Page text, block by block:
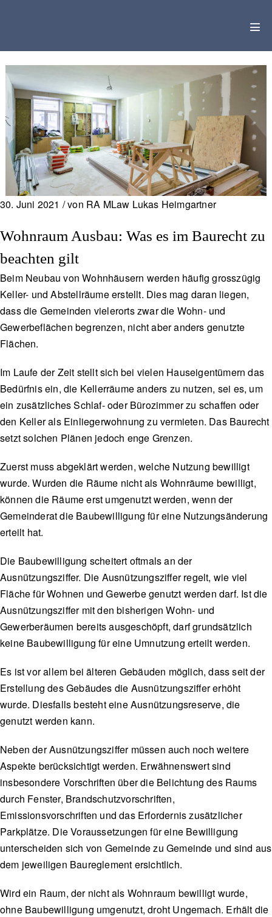
30. Juni 2021 / von RA MLaw Lukas Heimgartner
Wohnraum Ausbau: Was es im Baurecht zu
beachten gilt
Beim Neubau von Wohnhäusern werden häufig grosszügig
Keller- und Abstellräume erstellt. Dies mag daran liegen,
dass die Gemeinden vielerorts zwar die Wohn- und
Gewerbeflächen begrenzen, nicht aber anders genutzte
Flächen.
Im Laufe der Zeit stellt sich bei vielen Hauseigentümern das
Bedürfnis ein, die Kellerräume anders zu nutzen, sei es, um
ein zusätzliches Schlaf- oder Bürozimmer zu schaffen oder
den Keller als Einliegerwohnung zu vermieten. Das Baurecht
setzt solchen Plänen jedoch enge Grenzen.
Zuerst muss abgeklärt werden, welche Nutzung bewilligt
wurde. Wurden die Räume nicht als Wohnräume bewilligt,
können die Räume erst umgenutzt werden, wenn der
Gemeinderat die Baubewilligung für eine Nutzungsänderung
erteilt hat.
Die Baubewilligung scheitert oftmals an der
Ausnützungsziffer. Die Ausnützungsziffer regelt, wie viel
Fläche für Wohnen und Gewerbe genutzt werden darf. Ist die
Ausnützungsziffer mit den bisherigen Wohn- und
Gewerberäumen bereits ausgeschöpft, darf grundsätzlich
keine Baubewilligung für eine Umnutzung erteilt werden.
Es ist vor allem bei älteren Gebäuden möglich, dass seit der
Erstellung des Gebäudes die Ausnützungsziffer erhöht
wurde. Diesfalls besteht eine Ausnützungsreserve, die
genutzt werden kann.
Neben der Ausnützungsziffer müssen auch noch weitere
Aspekte berücksichtigt werden. Erwähnenswert sind
insbesondere Vorschriften über die Belichtung des Raums
durch Fenster, Brandschutzvorschriften,
Emissionsvorschriften und das Erfordernis zusätzlicher
Parkplätze. Die Voraussetzungen für eine Bewilligung
unterscheiden sich von Gemeinde zu Gemeinde und sind aus
dem jeweiligen Baureglement ersichtlich.
Wird ein Raum, der nicht als Wohnraum bewilligt wurde,
ohne Baubewilligung umgenutzt, droht Ungemach. Erhält die